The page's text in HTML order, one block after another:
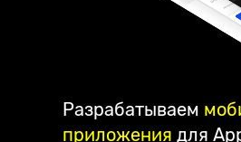
Разрабатываем
приложения для